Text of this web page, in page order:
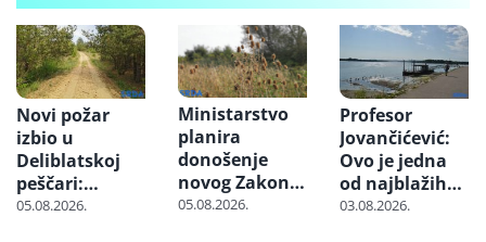
Novi požar
izbio u
Deliblatskoj
peščari:
Proširio se na
05.08.2026.
Ministarstvo
planira
donošenje
novog Zakona
o klimatskim
05.08.2026.
Profesor
Jovančićević:
Ovo je jedna
od najblažih
suša u 21.
03.08.2026.